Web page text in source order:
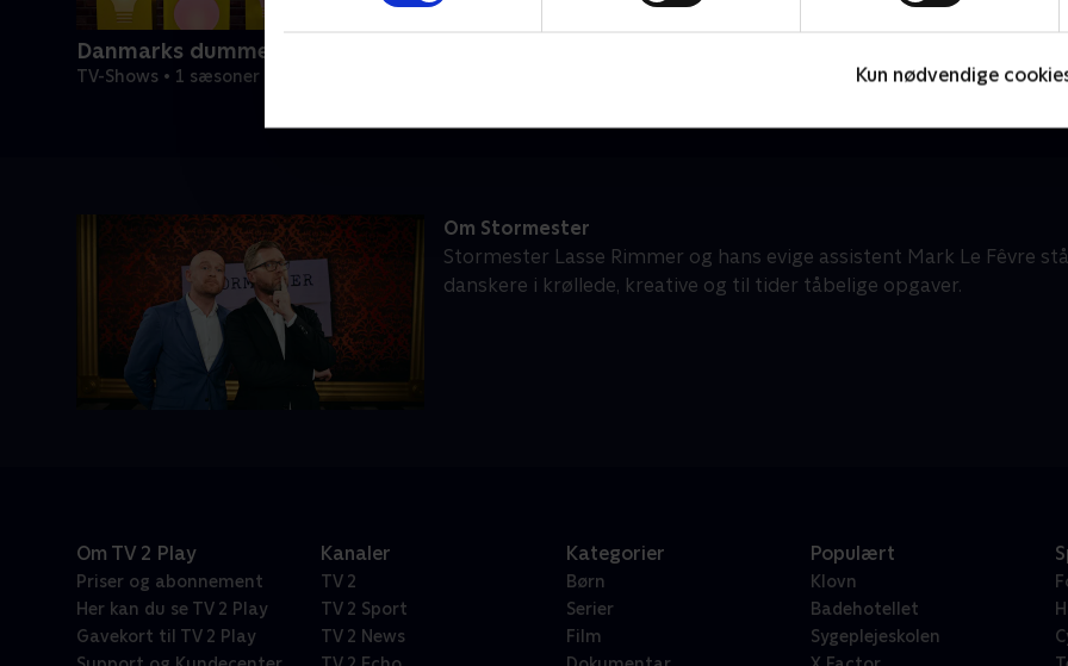
Kun nødvendige
Danmarks dummeste
TV-Shows • 1 sæsoner
Om Stormester
Stormester Lasse Rimmer og hans evige assistent Mark Le Fêvre
danskere i krøllede, kreative og til tider tåbelige opgaver.
Om TV 2 Play
Priser og abonnement
Her kan du se TV 2 Play
Gavekort til TV 2 Play
Kanaler
TV 2
TV 2 Sport
TV 2 News
Kategorier
Børn
Serier
Film
Populært
Klovn
Badehotellet
Sygeplejeskolen